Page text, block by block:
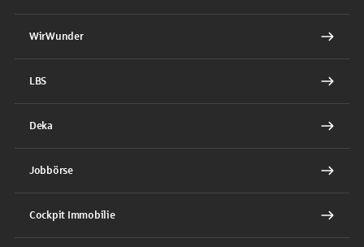
WirWunder
LBS
Deka
Jobbörse
Cockpit Immobilie